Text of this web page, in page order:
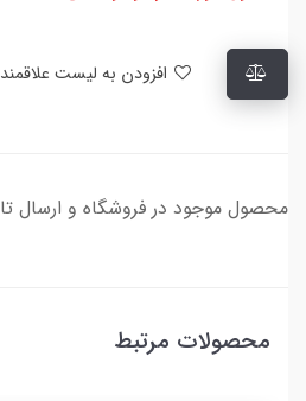
محصول موجود در فروشگاه و ارسال تا ۱۰روز کاری
محصولات مرتبط